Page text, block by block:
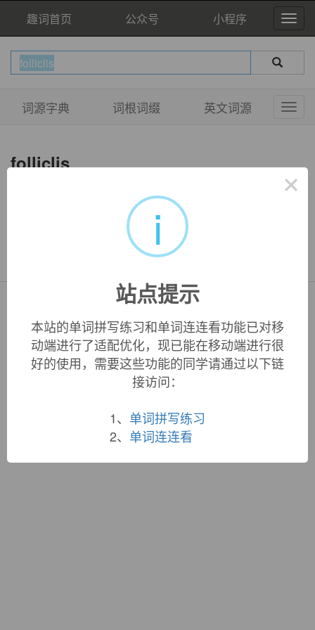
趣词首页 公众号 小程序
词源字典 词根词缀 英文词源
folliclis
Copyright © QuWord.com All Rights Reserved.
词根大全|联系站长
蜀ICP备19033398号-1
×
i
站点提示
本站的单词拼写练习和单词连连看功能已对移
动端进行了适配优化，现已能在移动端进行很
好的使用，需要这些功能的同学请通过以下链
接访问：
1、 单词拼写练习
2、 单词连连看